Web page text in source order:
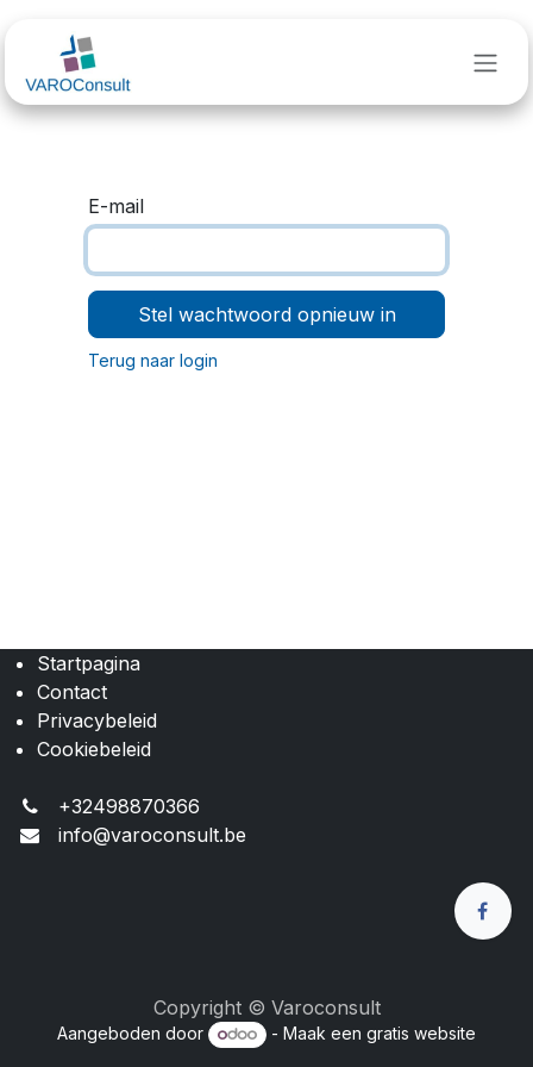
E-mail
Stel wachtwoord opnieuw in
Terug naar login
Startpagina
Contact
Privacybeleid
Cookiebeleid
+32498870366
info@varoconsult.be
Copyright © Varoconsult
Aangeboden door - Maak een gratis website